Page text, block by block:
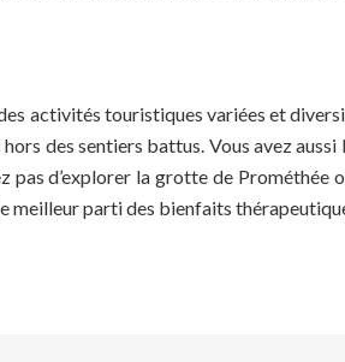
activités touristiques variées et
des sentiers battus. Vous avez
d’explorer la grotte de
parti des bienfaits